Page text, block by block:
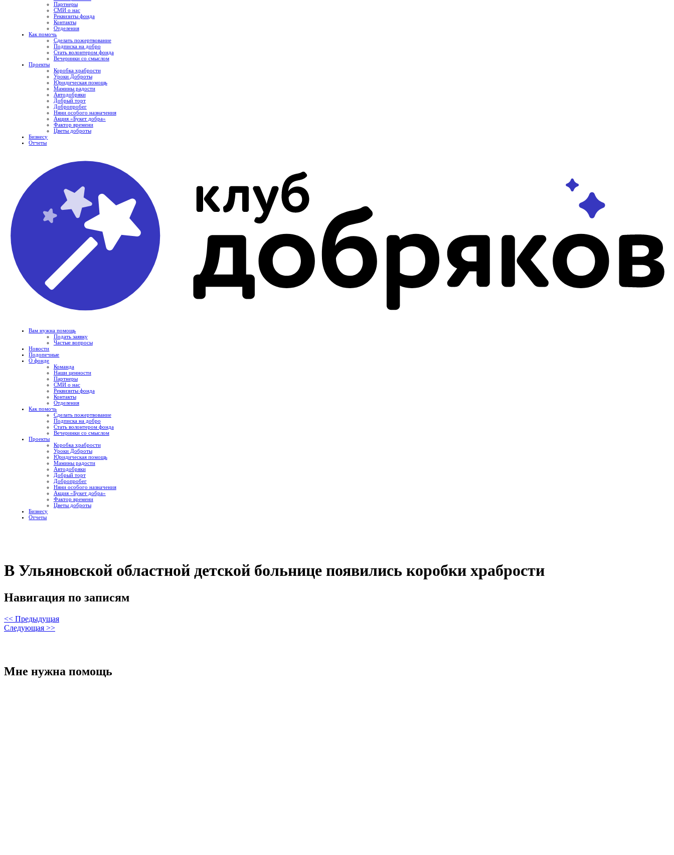
Партнеры
СМИ о нас
Реквизиты фонда
Контакты
Отделения
Как помочь
Сделать пожертвование
Подписка на добро
Стать волонтером фонда
Вечеринки со смыслом
Проекты
Коробка храбрости
Уроки Доброты
Юридическая помощь
Мамины радости
Автодобряки
Добрый торт
Добропробег
Няни особого назначения
Акция «Букет добра»
Фактор времени
Цветы доброты
Бизнесу
Отчеты
Вам нужна помощь
Подать заявку
Частые вопросы
Новости
Подопечные
О фонде
Команда
Наши ценности
Партнеры
СМИ о нас
Реквизиты фонда
Контакты
Отделения
Как помочь
Сделать пожертвование
Подписка на добро
Стать волонтером фонда
Вечеринки со смыслом
Проекты
Коробка храбрости
Уроки Доброты
Юридическая помощь
Мамины радости
Автодобряки
Добрый торт
Добропробег
Няни особого назначения
Акция «Букет добра»
Фактор времени
Цветы доброты
Бизнесу
Отчеты
В Ульяновской областной детской больнице появились коробки храбрости
Навигация по записям
<< Предыдущая
Следующая >>
Мне нужна помощь